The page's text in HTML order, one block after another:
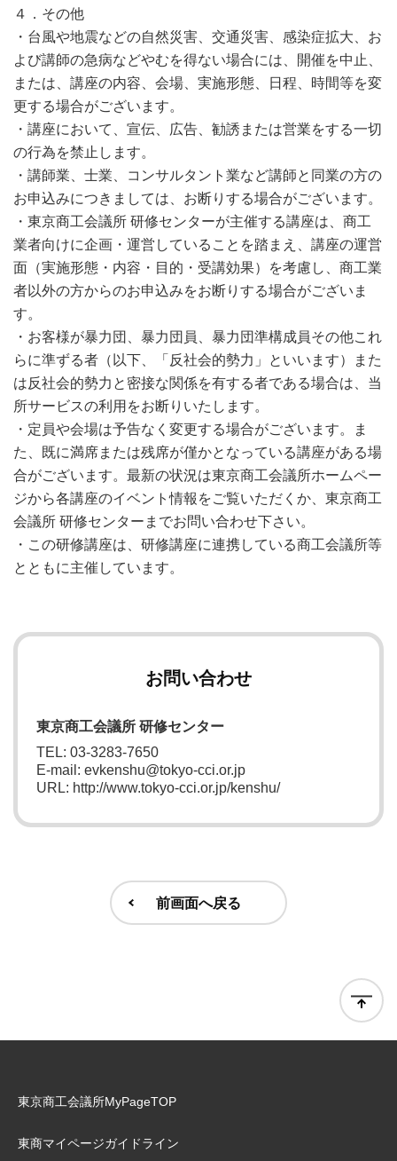
４．その他
・台風や地震などの自然災害、交通災害、感染症拡大、お
よび講師の急病などやむを得ない場合には、開催を中止、
または、講座の内容、会場、実施形態、日程、時間等を変
更する場合がございます。
・講座において、宣伝、広告、勧誘または営業をする一切
の行為を禁止します。
・講師業、士業、コンサルタント業など講師と同業の方の
お申込みにつきましては、お断りする場合がございます。
・東京商工会議所 研修センターが主催する講座は、商工
業者向けに企画・運営していることを踏まえ、講座の運営
面（実施形態・内容・目的・受講効果）を考慮し、商工業
者以外の方からのお申込みをお断りする場合がございま
す。
・お客様が暴力団、暴力団員、暴力団準構成員その他これ
らに準ずる者（以下、「反社会的勢力」といいます）また
は反社会的勢力と密接な関係を有する者である場合は、当
所サービスの利用をお断りいたします。
・定員や会場は予告なく変更する場合がございます。ま
た、既に満席または残席が僅かとなっている講座がある場
合がございます。最新の状況は東京商工会議所ホームペー
ジから各講座のイベント情報をご覧いただくか、東京商工
会議所 研修センターまでお問い合わせ下さい。
・この研修講座は、研修講座に連携している商工会議所等
とともに主催しています。
お問い合わせ
東京商工会議所 研修センター
TEL: 03-3283-7650
E-mail: evkenshu@tokyo-cci.or.jp
URL: http://www.tokyo-cci.or.jp/kenshu/
前画面へ戻る
東京商工会議所MyPageTOP
東商マイページガイドライン